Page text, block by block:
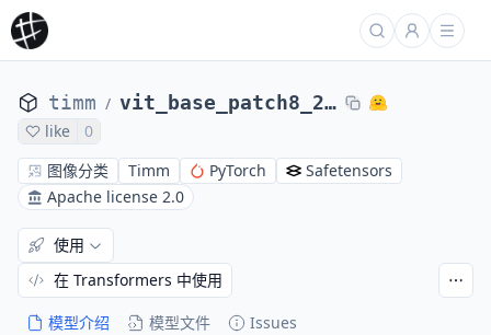
timm / vit_base_patch8_224.augreg_in21k_ft_in1k
like
0
图像分类
Timm PyTorch
Safetensors
Apache license 2.0
模型介绍 模型文件 Issues
使用
在 Transformers 中使用